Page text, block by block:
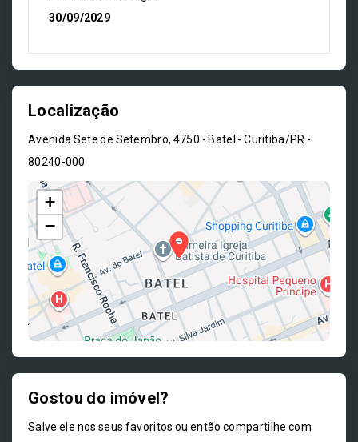
30/09/2029
Localização
Avenida Sete de Setembro, 4750 - Batel - Curitiba/PR -
80240-000
+
−
Gostou do imóvel?
Salve ele nos seus favoritos ou então compartilhe com